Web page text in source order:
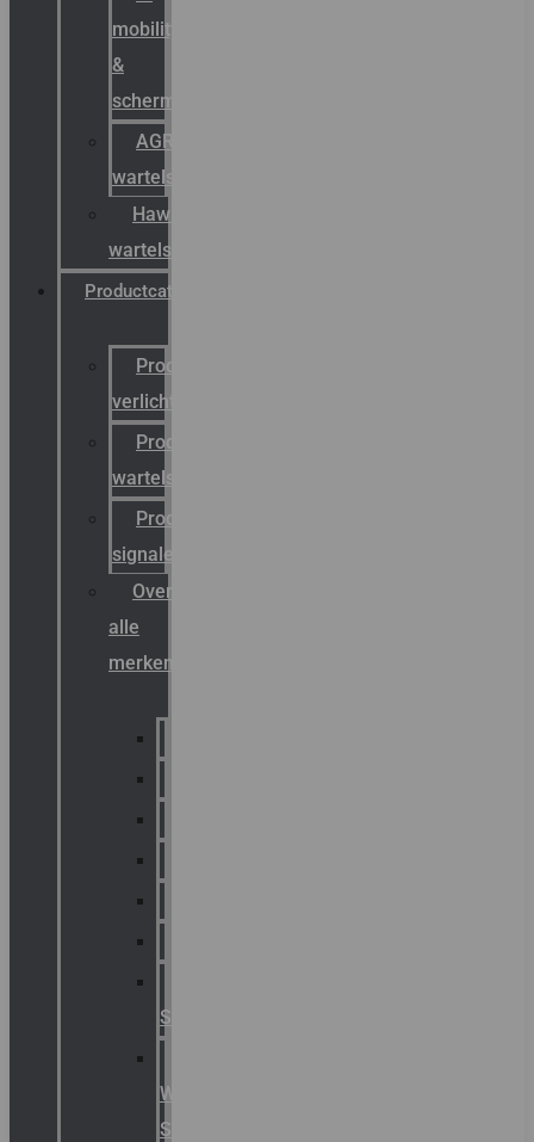
mobility
&
schermstromen
AGRO
wartels
Hawke
wartels
Productcatalogus
Productcatalogus
verlichting
Productcatalogus
wartels
Productcatalogus
signalering
Overzicht
alle
merken
Signaling
Warning
Signals